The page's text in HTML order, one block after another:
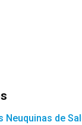
Neuquinas de